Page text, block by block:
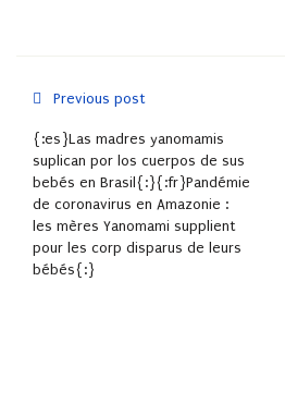
Previous post
{:es}Las madres yanomamis
suplican por los cuerpos de sus
bebés en Brasil{:}{:fr}Pandémie
de coronavirus en Amazonie :
les mères Yanomami supplient
pour les corp disparus de leurs
bébés{:}